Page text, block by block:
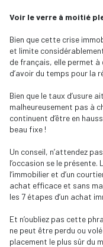
Voir le verre à moitié
Bien que cette crise
et limite
de français, elle permet
d’avoir du temps pour la
Bien que le taux d’usure
malheureusement pas à
continuent d’être en
beau fixe !
Un conseil, n’attendez
l’occasion se le présente.
l’immobilier et d’un
achat efficace et sans
les 7 étapes d’un achat
Et n’oubliez pas cette
ne peut être perdu ou
placement le plus sûr du